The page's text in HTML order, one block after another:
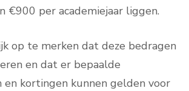
€900 per academiejaar liggen.
op te merken dat deze bedragen
en dat er bepaalde
en kortingen kunnen gelden voor